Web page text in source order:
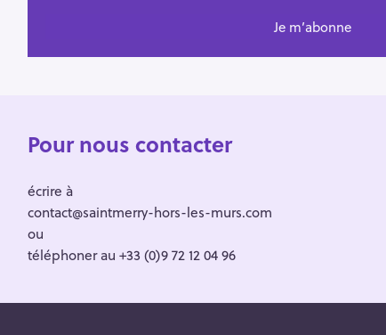
Pour nous contacter
écrire à
contact@saintmerry-hors-les-murs.com
ou
téléphoner au +33 (0)9 72 12 04 96